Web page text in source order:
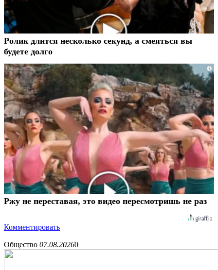
Ролик длится несколько секунд, а смеяться вы
будете долго
i
Ржу не переставая, это видео пересмотришь не раз
Комментировать
Общество 07.08.20260